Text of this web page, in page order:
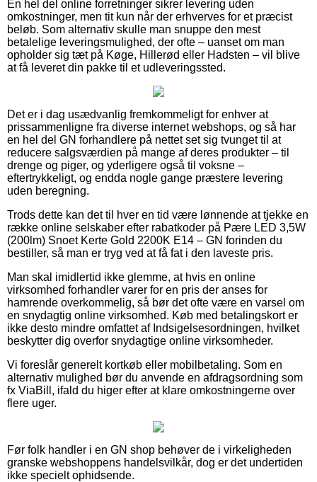
En hel del online forretninger sikrer levering uden
omkostninger, men tit kun når der erhverves for et præcist
beløb. Som alternativ skulle man snuppe den mest
betalelige leveringsmulighed, der ofte – uanset om man
opholder sig tæt på Køge, Hillerød eller Hadsten – vil blive
at få leveret din pakke til et udleveringssted.
Det er i dag usædvanlig fremkommeligt for enhver at
prissammenligne fra diverse internet webshops, og så har
en hel del GN forhandlere på nettet set sig tvunget til at
reducere salgsværdien på mange af deres produkter – til
drenge og piger, og yderligere også til voksne –
eftertrykkeligt, og endda nogle gange præstere levering
uden beregning.
Trods dette kan det til hver en tid være lønnende at tjekke en
række online selskaber efter rabatkoder på Pære LED 3,5W
(200lm) Snoet Kerte Gold 2200K E14 – GN forinden du
bestiller, så man er tryg ved at få fat i den laveste pris.
Man skal imidlertid ikke glemme, at hvis en online
virksomhed forhandler varer for en pris der anses for
hamrende overkommelig, så bør det ofte være en varsel om
en snydagtig online virksomhed. Køb med betalingskort er
ikke desto mindre omfattet af Indsigelsesordningen, hvilket
beskytter dig overfor snydagtige online virksomheder.
Vi foreslår generelt kortkøb eller mobilbetaling. Som en
alternativ mulighed bør du anvende en afdragsordning som
fx ViaBill, ifald du higer efter at klare omkostningerne over
flere uger.
Før folk handler i en GN shop behøver de i virkeligheden
granske webshoppens handelsvilkår, dog er det undertiden
ikke specielt ophidsende.